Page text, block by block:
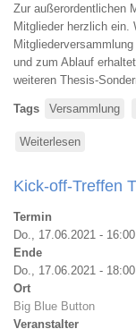
Zur außerordentlichen
Mitglieder herzlich ein.
und zum Ablauf
weiteren Thesis-
Tags Versammlung
Weiterlesen
2022
Kick-off-Treffen
Termin
Do., 17.06.2021 - 16:00
Ende
Do., 17.06.2021 - 18:00
Ort
Big Blue Button
Veranstalter